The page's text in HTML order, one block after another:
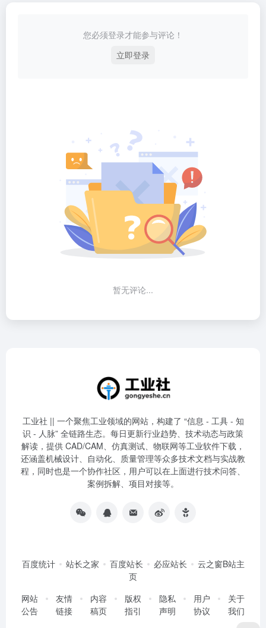
您必须登录才能参与评论！
立即登录
暂无评论...
工业社 || 一个聚焦工业领域的网站，构建了 “信息 - 工具 - 知
识 - 人脉” 全链路生态。每日更新行业趋势、技术动态与政策
解读，提供 CAD/CAM、仿真测试、物联网等工业软件下载，
还涵盖机械设计、自动化、质量管理等众多技术文档与实战教
程，同时也是一个协作社区，用户可以在上面进行技术问答、
案例拆解、项目对接等。
百度统计 站长之家 百度站长 必应站长
云之窗B站主
页
网站
公告
友情
链接
内容
稿页
版权
指引
隐私
声明
用户
协议
关于
我们